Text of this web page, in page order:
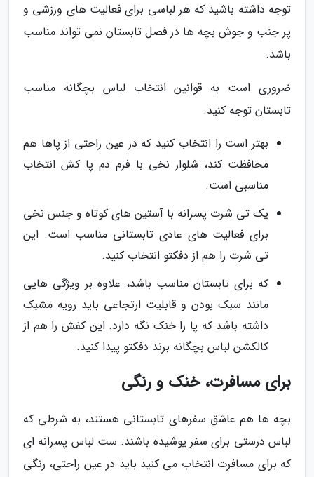
توجه داشته باشید که هر لباسی برای فعالیت های ورزشی و
پر جنب و جوش بچه ها در فصل تابستان نمی تواند مناسب
باشد.
ضروری است به قوانین انتخاب لباس بچگانه مناسب
تابستان توجه کنید.
بهتر است را انتخاب کنید که در عین راحتی از پاها هم
محافظت کند، شلوار نخی با فرم دم پا کش انتخاب
مناسبی است.
یک تی شرت پسرانه با آستین های کوتاه و جنس نخی
برای فعالیت های عادی تابستانی مناسب است. این
تی شرت را هم از دفکتو انتخاب کنید.
که برای تابستان مناسب باشد، علاوه بر ویژگی هایی
مانند سبک بودن و قابلیت ارتجاعی باید رویه مشبک
داشته باشد که پا را خنک نگه دارد. این کفش را هم از
کالکشن لباس بچگانه برند دفکتو پیدا کنید.
برای مسافرت، خنک و رنگی
بچه ها هم عاشق سفرهای تابستانی هستند، به شرطی که
لباس درستی برای سفر پوشیده باشند. ست لباس پسرانه ای
که برای مسافرت انتخاب می کنید باید در عین راحتی، رنگی